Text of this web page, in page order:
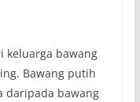
keluarga bawang
Bawang putih
daripada bawang